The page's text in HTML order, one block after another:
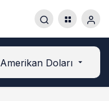
Amerikan Doları